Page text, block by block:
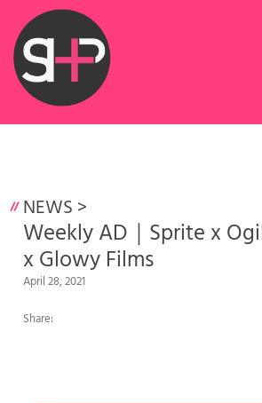
NEWS >
Weekly AD｜Sprite x
x Glowy Films
April 28, 2021
Share: